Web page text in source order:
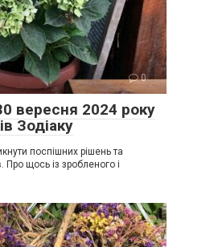
0
вересня 2024 року
Зодіаку
поспішних рішень та
щось із зробленого і